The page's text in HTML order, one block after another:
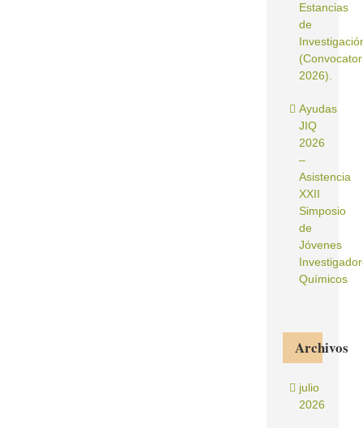
Estancias
de
2026).
Ayudas
JIQ
2026
–
Asistencia
XXII
Simposio
de
Jóvenes
Químicos
Archivos
julio
2026